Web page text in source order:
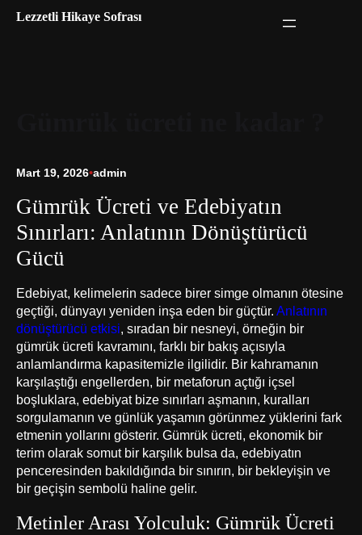
Lezzetli Hikaye Sofrası
Mart 19, 2026•admin
Gümrük Ücreti ve Edebiyatın
Sınırları: Anlatının Dönüştürücü
Gücü
Edebiyat, kelimelerin sadece birer simge olmanın ötesine
geçtiği, dünyayı yeniden inşa eden bir güçtür. Anlatının
dönüştürücü etkisi, sıradan bir nesneyi, örneğin bir
gümrük ücreti kavramını, farklı bir bakış açısıyla
anlamlandırma kapasitemizle ilgilidir. Bir kahramanın
karşılaştığı engellerden, bir metaforun açtığı içsel
boşluklara, edebiyat bize sınırları aşmanın, kuralları
sorgulamanın ve günlük yaşamın görünmez yüklerini fark
etmenin yollarını gösterir. Gümrük ücreti, ekonomik bir
terim olarak somut bir karşılık bulsa da, edebiyatın
penceresinden bakıldığında bir sınırın, bir bekleyişin ve
bir geçişin sembolü haline gelir.
Metinler Arası Yolculuk: Gümrük Ücreti